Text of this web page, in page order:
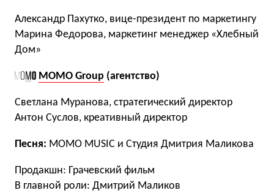
Александр Пахутко, вице-президент по маркетингу
Марина Федорова, маркетинг менеджер «Хлебный
Дом»
MOMO Group (агентство)
Светлана Муранова, стратегический директор
Антон Суслов, креативный директор
Песня: МOMO MUSIC и Студия Дмитрия Маликова
Продакшн: Грачевский фильм
В главной роли: Дмитрий Маликов